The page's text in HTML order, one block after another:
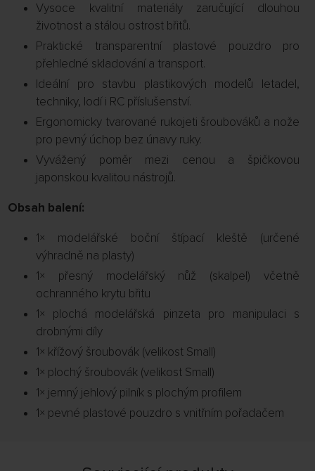
Vysoce kvalitní materiály zaručující dlouhou
životnost a stálou ostrost břitů.
Praktické transparentní plastové pouzdro pro
přehledné skladování a transport.
Ideální pro stavbu plastikových modelů letadel,
techniky, lodí i RC příslušenství.
Ergonomicky tvarované rukojeti šroubováků a nože
pro pevný úchop bez únavy ruky.
Vyvážený poměr mezi cenou a špičkovou
japonskou kvalitou nástrojů.
Obsah balení:
1× modelářské boční štípací kleště (určené
výhradně na plasty)
1× přesný modelářský nůž (skalpel) včetně
ochranného krytu břitu
1× plochá modelářská pinzeta pro manipulaci s
drobnými díly
1× křížový šroubovák (velikost Small)
1× plochý šroubovák (velikost Small)
1× jemný jehlový pilník s plochým profilem
1× pevné plastové pouzdro s vnitřním pořadačem